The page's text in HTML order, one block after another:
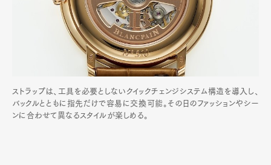
ストラップは、工具を必要としないクイックチェンジシステム構造を導入し、
バックルとともに指先だけで容易に交換可能。その日のファッションやシー
ンに合わせて異なるスタイルが楽しめる。